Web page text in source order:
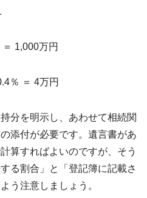
1,000万円
％ ＝ 4万円
分を明示し、あわせて相続関
添付が必要です。遺言書があ
算すればよいのですが、そう
る割合」と「登記簿に記載さ
う注意しましょう。